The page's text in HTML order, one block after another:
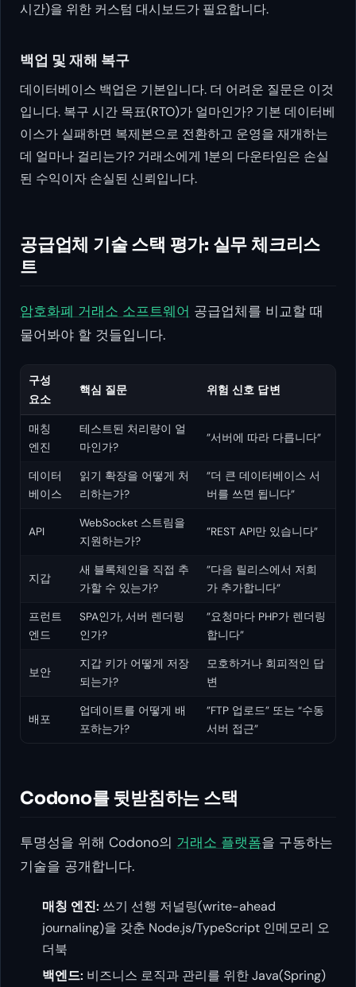
시간)을 위한 커스텀 대시보드가 필요합니다.
백업 및 재해 복구
데이터베이스 백업은 기본입니다. 더 어려운 질문은 이것
입니다. 복구 시간 목표(RTO)가 얼마인가? 기본 데이터베
이스가 실패하면 복제본으로 전환하고 운영을 재개하는
데 얼마나 걸리는가? 거래소에게 1분의 다운타임은 손실
된 수익이자 손실된 신뢰입니다.
공급업체 기술 스택 평가: 실무 체크리스
트
암호화폐 거래소 소프트웨어 공급업체를 비교할 때
물어봐야 할 것들입니다.
구성
요소
핵심 질문 위험 신호 답변
매칭
엔진
테스트된 처리량이 얼
마인가?
”서버에 따라 다릅니다”
데이터
베이스
읽기 확장을 어떻게 처
리하는가?
”더 큰 데이터베이스 서
버를 쓰면 됩니다”
API
WebSocket 스트림을
지원하는가?
”REST API만 있습니다”
지갑
새 블록체인을 직접 추
가할 수 있는가?
”다음 릴리스에서 저희
가 추가합니다”
프런트
엔드
SPA인가, 서버 렌더링
인가?
”요청마다 PHP가 렌더링
합니다”
보안
지갑 키가 어떻게 저장
되는가?
모호하거나 회피적인 답
변
배포
업데이트를 어떻게 배
포하는가?
”FTP 업로드” 또는 “수동
서버 접근”
Codono를 뒷받침하는 스택
투명성을 위해 Codono의 거래소 플랫폼을 구동하는
기술을 공개합니다.
매칭 엔진: 쓰기 선행 저널링(write-ahead
journaling)을 갖춘 Node.js/TypeScript 인메모리 오
더북
백엔드: 비즈니스 로직과 관리를 위한 Java(Spring)